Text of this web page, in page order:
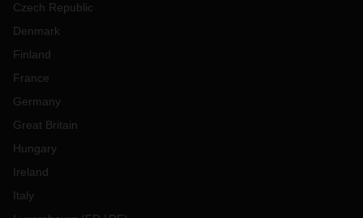
Czech Republic
Denmark
Finland
France
Germany
Great Britain
Hungary
Ireland
Italy